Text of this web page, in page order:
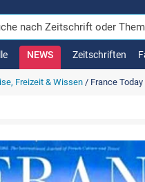
NEWS Zeitschriften
Freizeit & Wissen/ France Today